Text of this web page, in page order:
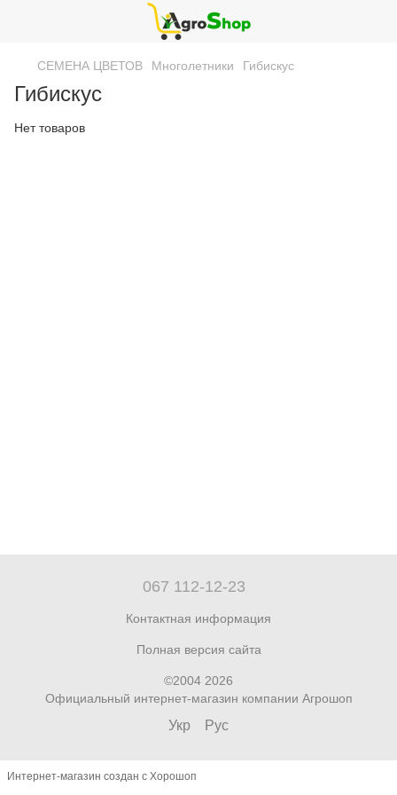
СЕМЕНА ЦВЕТОВ Многолетники Гибискус
Гибискус
Нет товаров
067 112-12-23
Контактная информация
Полная версия сайта
©2004 2026
Официальный интернет-магазин компании Агрошоп
Укр Рус
Интернет-магазин создан с Хорошоп